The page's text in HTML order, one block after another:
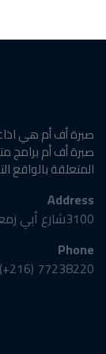
صبرة أف أم هي
صبرة أف أم برامج
المتعلقة بالواقع
Address
3100شارع أبي زمعة البلوي - القيروان الشمالية - القيروان
Phone
77238220 (216+)